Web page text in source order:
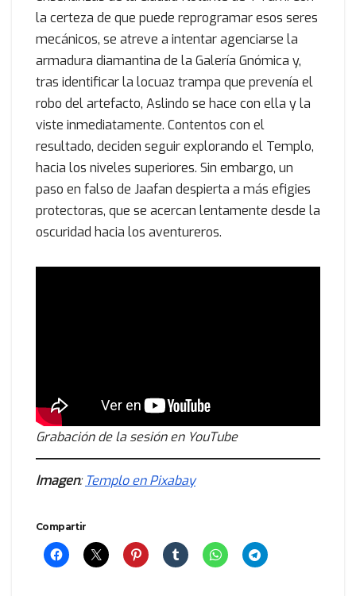
la certeza de que puede reprogramar esos seres
mecánicos, se atreve a intentar agenciarse la
armadura diamantina de la Galería Gnómica y,
tras identificar la locuaz trampa que prevenía el
robo del artefacto, Aslindo se hace con ella y la
viste inmediatamente. Contentos con el
resultado, deciden seguir explorando el Templo,
hacia los niveles superiores. Sin embargo, un
paso en falso de Jaafan despierta a más efigies
protectoras, que se acercan lentamente desde la
oscuridad hacia los aventureros.
Grabación de la sesión en YouTube
Imagen: Templo en Pixabay
Compartir